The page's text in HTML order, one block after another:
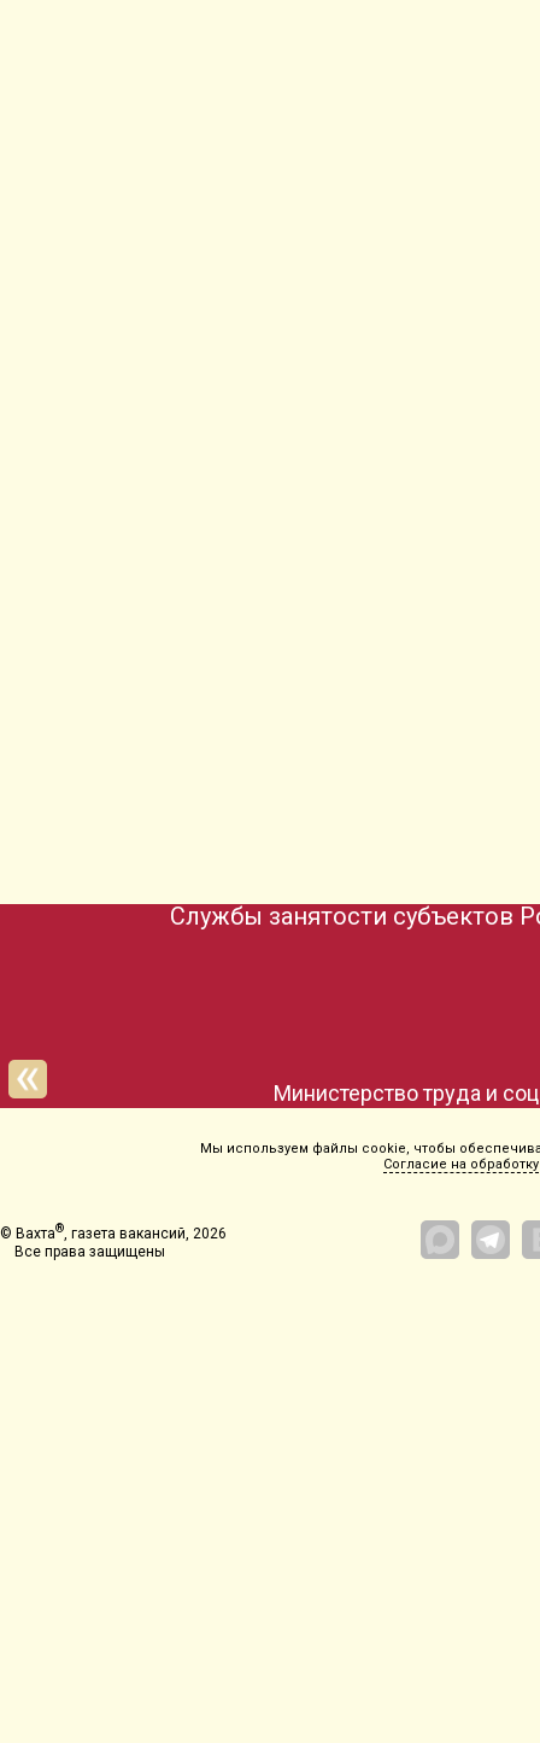
Министерство труда и
Службы занятости субъектов
Мы используем файлы cookie, чтобы
Согласие на обработку
© Вахта® , газета вакансий, 2026
Все права защищены